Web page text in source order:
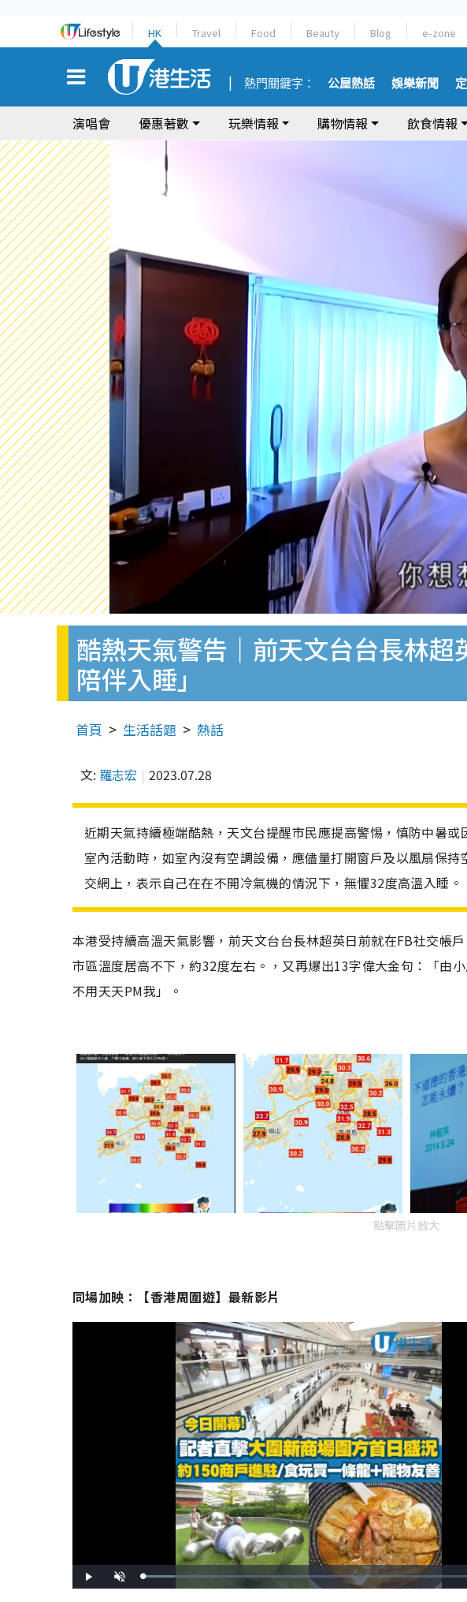
HK Travel Food Beauty Blog e-zone
熱門關鍵字： 公屋熱話 娛樂新聞
演唱會 優惠著數 玩樂情報 購物情報 飲食情報
酷熱天氣警告｜前天文台台長林
陪伴入睡」
首頁 生活話題 熱話
文: 羅志宏 2023.07.28
近期天氣持續極端酷熱，天文台提醒市民應提高警惕，慎防中暑
室內活動時，如室內沒有空調設備，應儘量打開窗戶及以風扇保
交網上，表示自己在在不開冷氣機的情況下，無懼32度高溫入睡。
本港受持續高溫天氣影響，前天文台台長林超英日前就在FB社交帳
市區溫度居高不下，約32度左右。，又再爆出13字偉大金句：「由
不用天天PM我」。
點擊圖片放大
同場加映：【香港周圍遊】最新影片
l
n
L